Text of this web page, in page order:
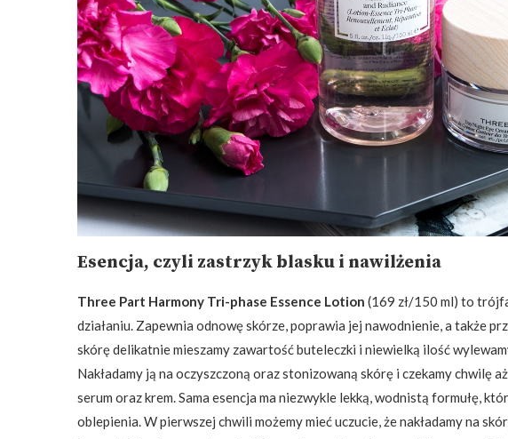
Esencja, czyli zastrzyk blasku i nawilżenia
Three Part Harmony Tri-phase Essence Lotion (169 zł/150 ml) to
działaniu. Zapewnia odnowę skórze, poprawia jej nawodnienie, a także
skórę delikatnie mieszamy zawartość buteleczki i niewielką ilość
Nakładamy ją na oczyszczoną oraz stonizowaną skórę i czekamy chwilę
serum oraz krem. Sama esencja ma niezwykle lekką, wodnistą formułę,
oblepienia. W pierwszej chwili możemy mieć uczucie, że nakładamy na